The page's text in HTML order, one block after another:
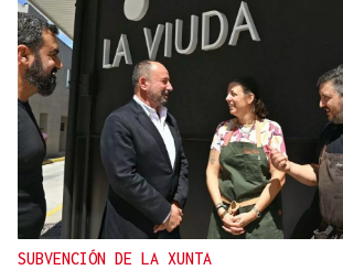
SUBVENCIÓN DE LA XUNTA